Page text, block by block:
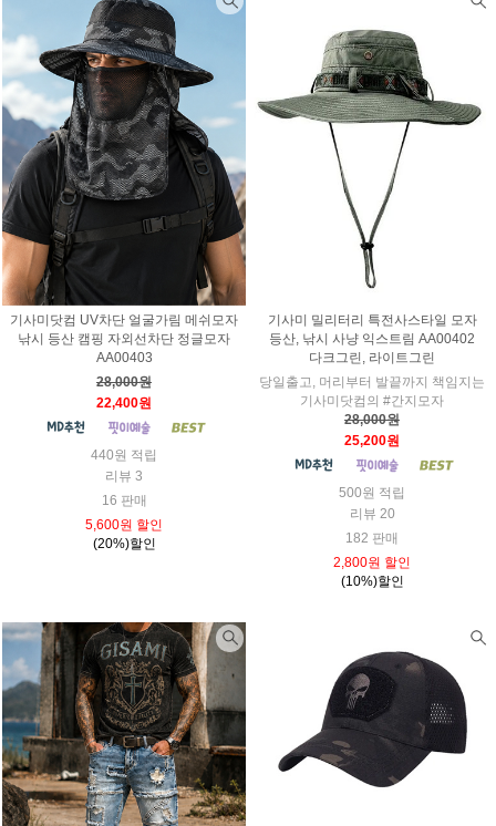
기사미닷컴 UV차단 얼굴가림 메쉬모자
낚시 등산 캠핑 자외선차단 정글모자
AA00403
28,000원
22,400원
440원 적립
리뷰 3
16 판매
5,600원 할인
(20%)할인
기사미 밀리터리 특전사스타일 모자
등산, 낚시 사냥 익스트림 AA00402
다크그린, 라이트그린
당일출고, 머리부터 발끝까지 책임지는
기사미닷컴의 #간지모자
28,000원
25,200원
500원 적립
리뷰 20
182 판매
2,800원 할인
(10%)할인